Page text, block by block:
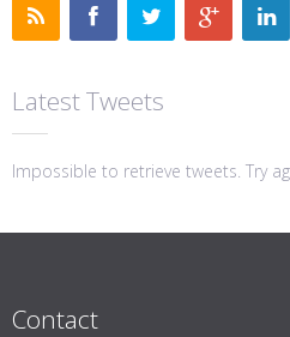
Latest Tweets
Impossible to retrieve tweets. Try
Contact